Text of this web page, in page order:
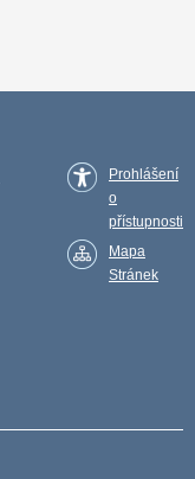
Prohlášení
o
přístupnosti
Mapa
Stránek